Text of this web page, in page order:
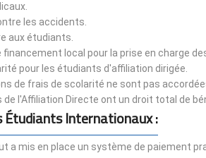
les accidents.
aux étudiants.
financement local pour la prise en charge
pour les étudiants d'affiliation dirigée.
de frais de scolarité ne sont pas
de l'Affiliation Directe ont un droit total de
Étudiants Internationaux :
a mis en place un système de paiement